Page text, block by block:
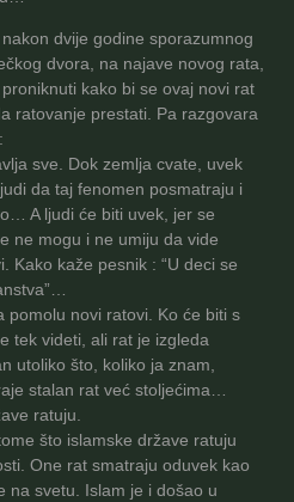
dvije godine sporazumnog
dvora, na najave novog rata,
kako bi se ovaj novi rat
ratovanje prestati. Pa razgovara
sve. Dok zemlja cvate, uvek
da taj fenomen posmatraju i
A ljudi će biti uvek, jer se
ne mogu i ne umiju da vide
Kako kaže pesnik : “U deci se
pomolu novi ratovi. Ko će biti s
tek videti, ali rat je izgleda
utoliko što, koliko ja znam,
stalan rat već stoljećima…
ratuju.
što islamske države ratuju
One rat smatraju oduvek kao
na svetu. Islam je i došao u